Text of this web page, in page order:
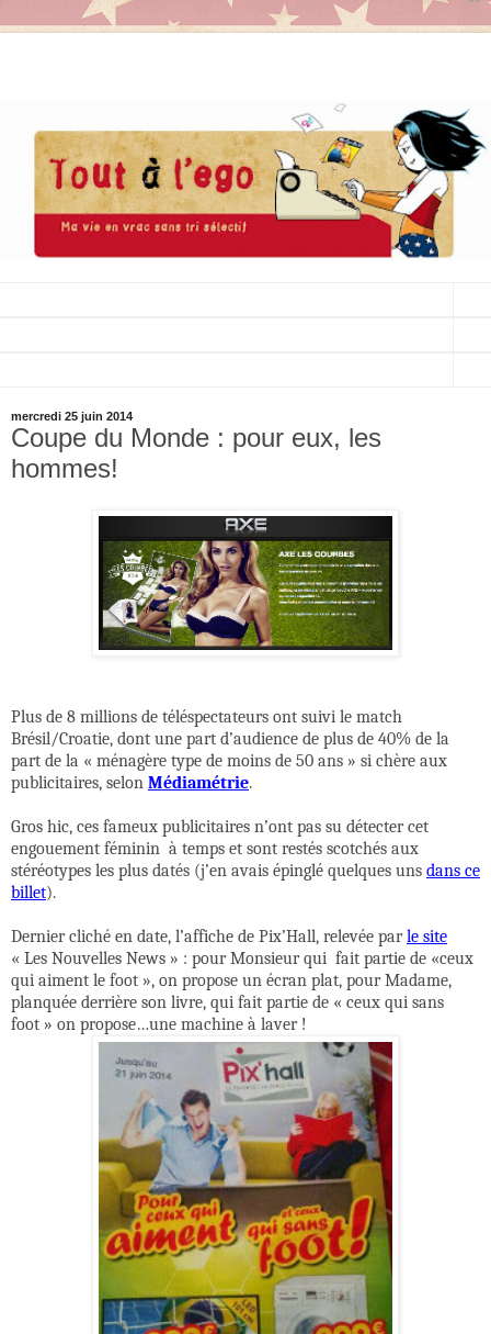
mercredi 25 juin 2014
Coupe du Monde : pour eux, les
hommes!
Plus de 8 millions de téléspectateurs ont suivi le match
Brésil/Croatie, dont une part d’audience de plus de 40% de la
part de la « ménagère type de moins de 50 ans » si chère aux
publicitaires, selon Médiamétrie.
Gros hic, ces fameux publicitaires n’ont pas su détecter cet
engouement féminin à temps et sont restés scotchés aux
stéréotypes les plus datés (j’en avais épinglé quelques uns dans ce
billet).
Dernier cliché en date, l’affiche de Pix’Hall, relevée parle site
« Les Nouvelles News » : pour Monsieur qui fait partie de «ceux
qui aiment le foot », on propose un écran plat, pour Madame,
planquée derrière son livre, qui fait partie de « ceux qui sans
foot » on propose…une machine à laver !